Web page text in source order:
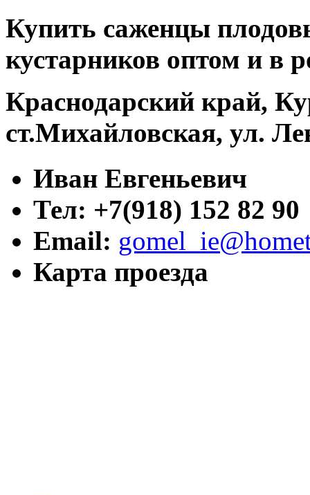
Купить саженцы
кустарников оптом и в
Краснодарский край,
ст.Михайловская, ул.
Иван Евгеньевич
Тел: +7(918) 152 82 90
Email:
Карта проезда